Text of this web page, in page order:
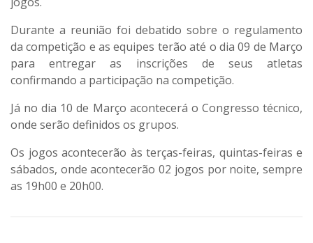
Durante a reunião foi debatido sobre o regulamento
da competição e as equipes terão até o dia 09 de Março
para entregar as inscrições de seus atletas
confirmando a participação na competição.
Já no dia 10 de Março acontecerá o Congresso técnico,
onde serão definidos os grupos.
Os jogos acontecerão às terças-feiras, quintas-feiras e
sábados, onde acontecerão 02 jogos por noite, sempre
as 19h00 e 20h00.